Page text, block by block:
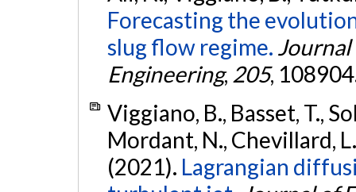
Forecasting the
slug flow regime. Journal
Engineering, 205,
Viggiano, B., Basset, T.,
Mordant, N., Chevillard,
(2021). Lagrangian